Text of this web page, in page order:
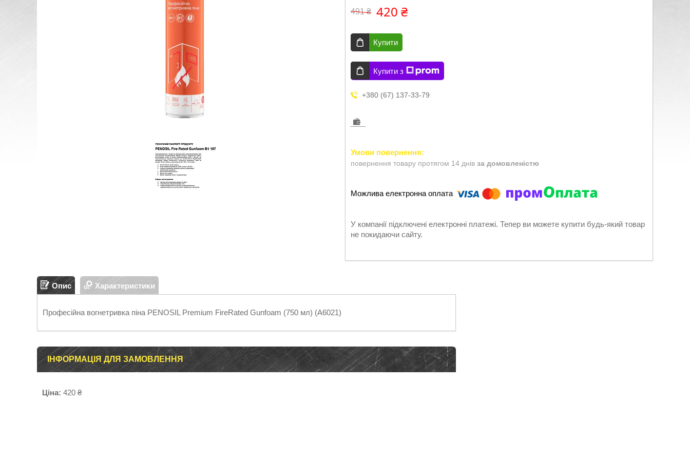
491 ₴ 420 ₴
Купити
Купити з
+380 (67) 137-33-79
повернення товару протягом 14 днів за домовленістю
У компанії підключені електронні платежі. Тепер ви можете купити будь-який товар
не покидаючи сайту.
Опис Характеристики
Професійна вогнетривка піна PENOSIL Premium FireRated Gunfoam (750 мл) (A6021)
ІНФОРМАЦІЯ ДЛЯ ЗАМОВЛЕННЯ
Ціна: 420 ₴